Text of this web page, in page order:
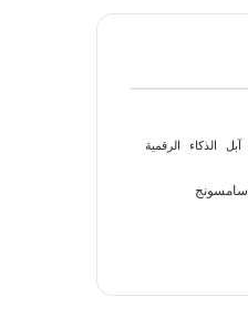
آبل الذكاء الرقمية
سامسونج